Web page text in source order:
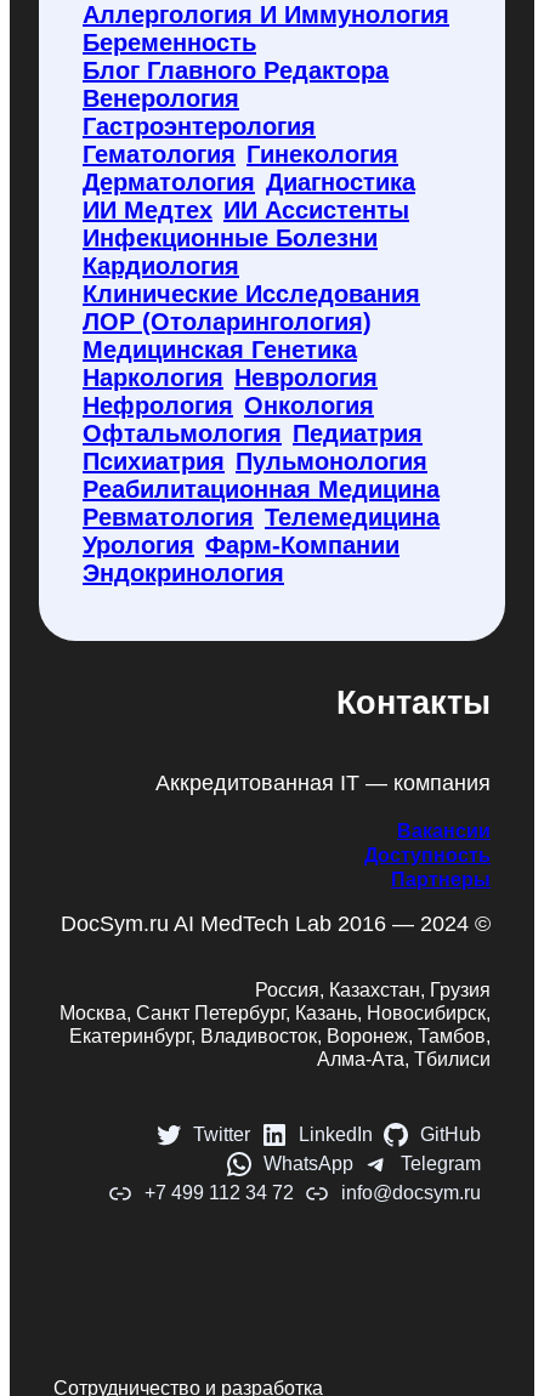
Аллергология И Иммунология
Беременность
Блог Главного Редактора
Венерология
Гастроэнтерология
Гематология Гинекология
Дерматология Диагностика
ИИ Медтех ИИ Ассистенты
Инфекционные Болезни
Кардиология
Клинические Исследования
ЛОР (отоларингология)
Медицинская Генетика
Наркология Неврология
Нефрология Онкология
Офтальмология Педиатрия
Психиатрия Пульмонология
Реабилитационная Медицина
Ревматология Телемедицина
Урология Фарм-Компании
Эндокринология
Контакты
Аккредитованная IT — компания
Вакансии
Доступность
Партнеры
DocSym.ru AI MedTech Lab 2016 — 2024 ©
Россия, Казахстан, Грузия
Москва, Санкт Петербург, Казань, Новосибирск,
Екатеринбург, Владивосток, Воронеж, Тамбов,
Алма-Ата, Тбилиси
Twitter LinkedIn
GitHub
WhatsApp
Telegram
+7 499 112 34 72
info@docsym.ru
Сотрудничество и разработка